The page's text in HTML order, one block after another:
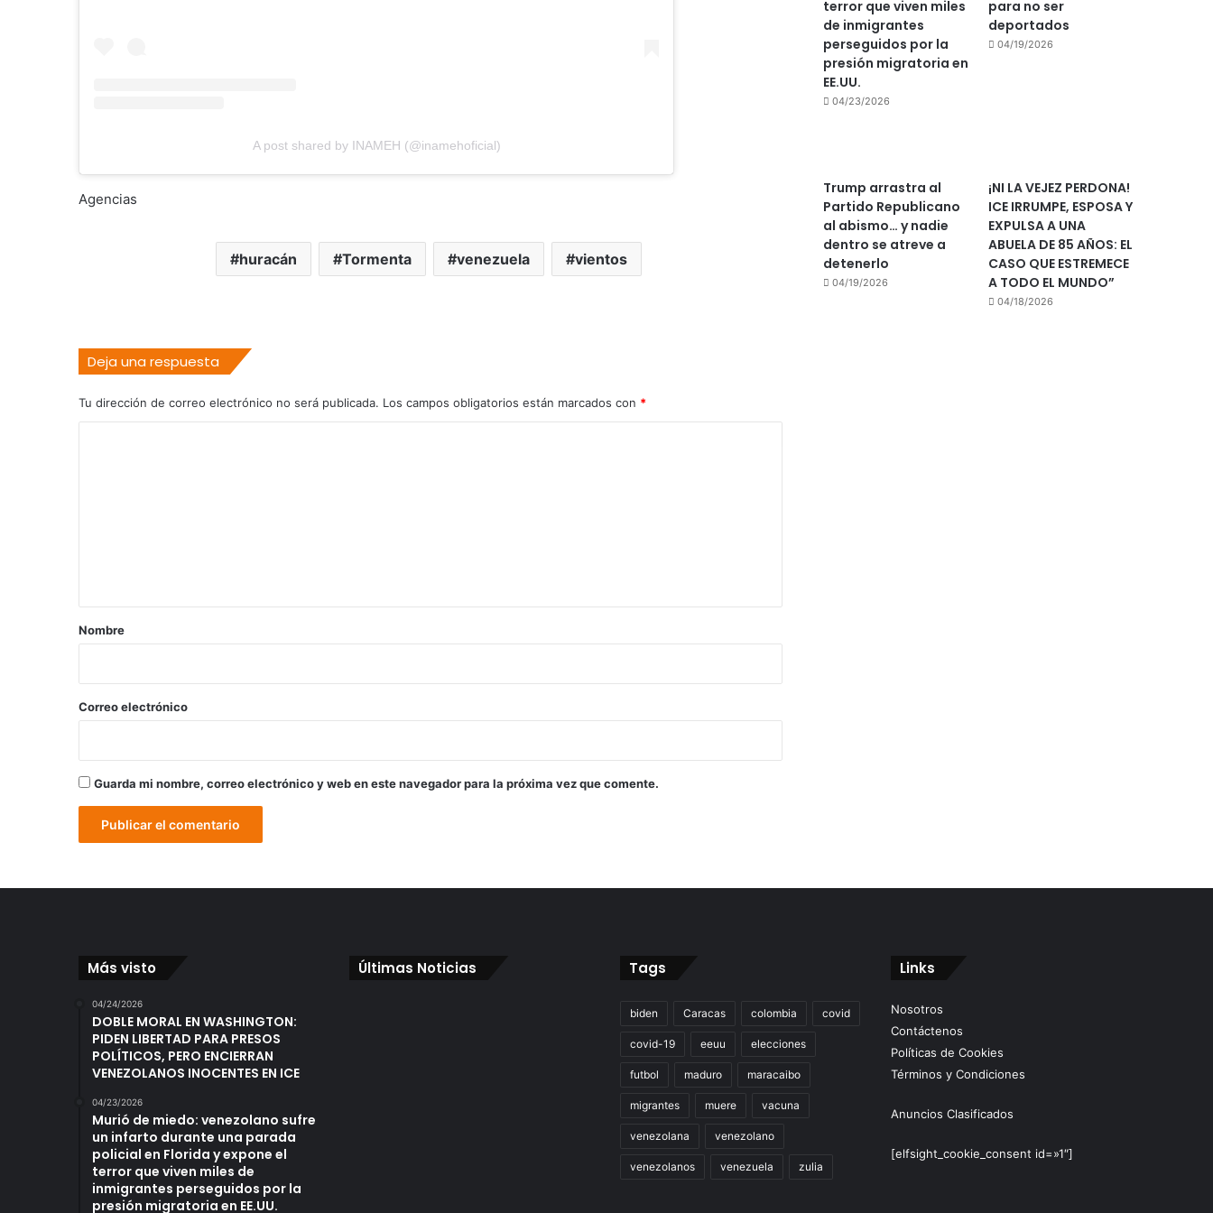
A post shared by INAMEH (@inamehoficial)
Agencias
huracán Tormenta venezuela vientos
Deja una respuesta
Tu dirección de correo electrónico no será publicada. Los campos obligatorios están marcados con *
r
*
Nombre
Correo electrónico
Guarda mi nombre, correo electrónico y web en este navegador para la próxima vez que comente.
terror que viven miles
de inmigrantes
perseguidos por la
presión migratoria en
EE.UU.
04/23/2026
para no ser
deportados
04/19/2026
Trump arrastra al
Partido Republicano
al abismo… y nadie
dentro se atreve a
detenerlo
04/19/2026
¡NI LA VEJEZ PERDONA!
ICE IRRUMPE, ESPOSA Y
EXPULSA A UNA
ABUELA DE 85 AÑOS: EL
CASO QUE ESTREMECE
A TODO EL MUNDO”
04/18/2026
Más visto
04/24/2026
DOBLE MORAL EN WASHINGTON:
PIDEN LIBERTAD PARA PRESOS
POLÍTICOS, PERO ENCIERRAN
VENEZOLANOS INOCENTES EN ICE
04/23/2026
Murió de miedo: venezolano sufre
un infarto durante una parada
policial en Florida y expone el
terror que viven miles de
inmigrantes perseguidos por la
presión migratoria en EE.UU.
Últimas Noticias Tags
biden Caracas colombia covid
covid-19 eeuu elecciones
futbol maduro maracaibo
migrantes muere vacuna
venezolana venezolano
venezolanos venezuela zulia
Links
Nosotros
Contáctenos
Políticas de Cookies
Términos y Condiciones
Anuncios Clasificados
[elfsight_cookie_consent id=»1″]